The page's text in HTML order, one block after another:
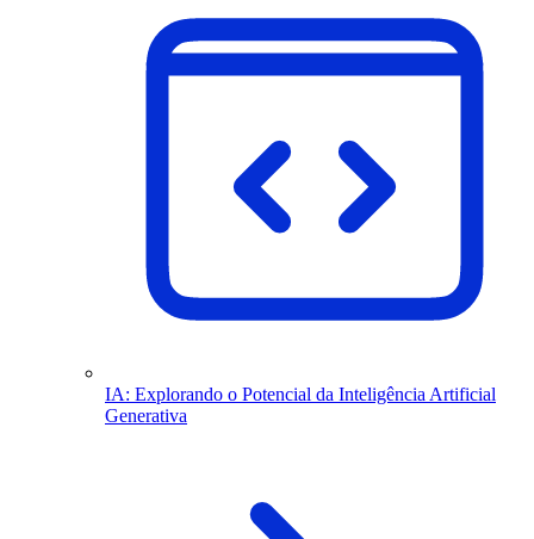
IA: Explorando o Potencial da Inteligência Artificial
Generativa